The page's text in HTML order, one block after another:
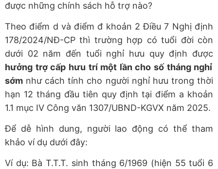
được những chính sách hỗ trợ nào?
Theo điểm d và điểm đ khoản 2 Điều 7 Nghị định
178/2024/NĐ-CP thì trường hợp có tuổi đời còn
dưới 02 năm đến tuổi nghỉ hưu quy định được
hưởng trợ cấp hưu trí một lần cho số tháng nghỉ
sớm như cách tính cho người nghỉ hưu trong thời
hạn 12 tháng đầu tiên quy định tại điểm a khoản
1.1 mục IV Công văn 1307/UBND-KGVX năm 2025.
Để dễ hình dung, người lao động có thể tham
khảo ví dụ dưới đây:
Ví dụ: Bà T.T.T. sinh tháng 6/1969 (hiện 55 tuổi 6